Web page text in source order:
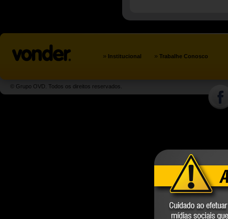
» Institucional » Trabalhe Conosco
© Grupo OVD. Todos os direitos reservados.